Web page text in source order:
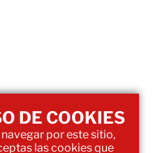
DE COOKIES
por este sitio,
las cookies que